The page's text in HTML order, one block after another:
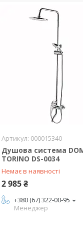
000015340
Душова система
TORINO DS-0034
Немає в наявності
2 985 ₴
+380 (67) 322-00-95
Менеджер